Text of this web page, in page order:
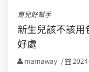
育兒好幫手
新生兒該不該
好處
mamaway /